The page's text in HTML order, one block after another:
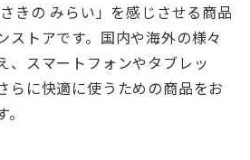
きの みらい」を感じさせる商品
ストアです。国内や海外の様々
、スマートフォンやタブレッ
らに快適に使うための商品をお